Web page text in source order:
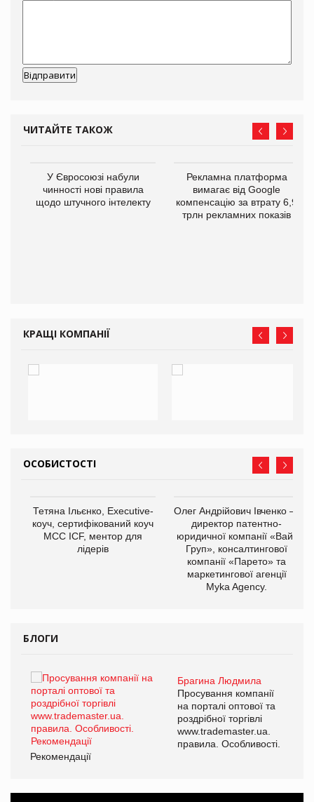
ЧИТАЙТЕ ТАКОЖ
У Євросоюзі набули
чинності нові правила
щодо штучного інтелекту
Рекламна платформа
вимагає від Google
компенсацію за втрату 6,9
трлн рекламних показів
КРАЩІ КОМПАНІЇ
ОСОБИСТОСТІ
Тетяна Ільєнко, Executive-
коуч, сертифікований коуч
МСС ICF, ментор для
лідерів
Олег Андрійович Івченко —
директор патентно-
юридичної компанії «Вайз
Груп», консалтингової
компанії «Парето» та
маркетингової агенції
Myka Agency.
БЛОГИ
Брагина Людмила
Просування компанії
на порталі оптової та
роздрібної торгівлі
www.trademaster.ua.
правила. Особливості.
Рекомендації